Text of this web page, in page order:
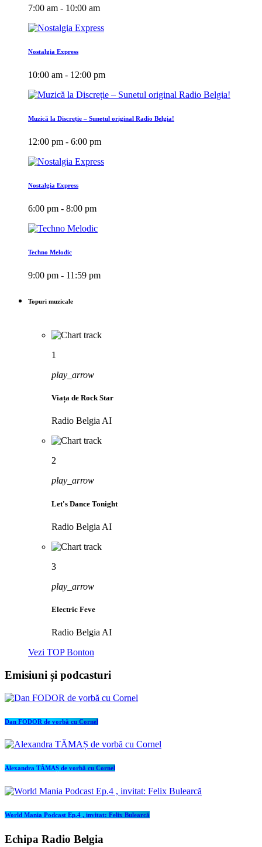
7:00 am - 10:00 am
Nostalgia Express
10:00 am - 12:00 pm
Muzică la Discreție – Sunetul original Radio Belgia!
12:00 pm - 6:00 pm
Nostalgia Express
6:00 pm - 8:00 pm
Techno Melodic
9:00 pm - 11:59 pm
Topuri muzicale
1
play_arrow
Viața de Rock Star
Radio Belgia AI
2
play_arrow
Let's Dance Tonight
Radio Belgia AI
3
play_arrow
Electric Feve
Radio Belgia AI
Vezi TOP Bonton
Emisiuni și podcasturi
Dan FODOR de vorbă cu Cornel
Alexandra TĂMAȘ de vorbă cu Cornel
World Mania Podcast Ep.4 , invitat: Felix Bulearcă
Echipa Radio Belgia